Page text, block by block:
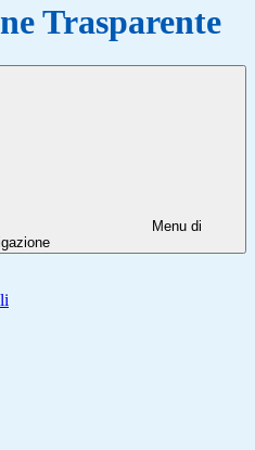
Trasparente
Menu di